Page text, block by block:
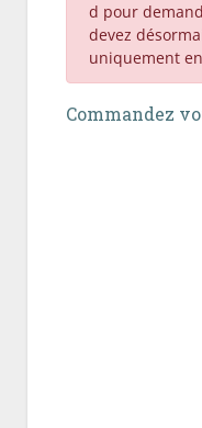
d pour
devez
uniquement
Commandez